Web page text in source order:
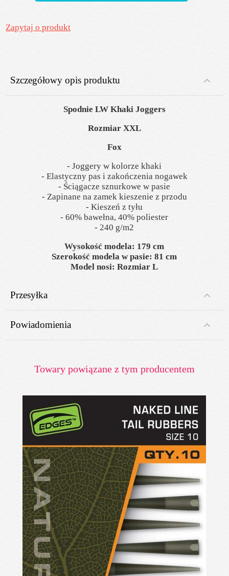
Zapytaj o produkt
Szczegółowy opis produktu
Spodnie LW Khaki Joggers
Rozmiar XXL
Fox
- Joggery w kolorze khaki
- Elastyczny pas i zakończenia nogawek
- Ściągacze sznurkowe w pasie
- Zapinane na zamek kieszenie z przodu
- Kieszeń z tyłu
- 60% bawełna, 40% poliester
- 240 g/m2
Wysokość modela: 179 cm
Szerokość modela w pasie: 81 cm
Model nosi: Rozmiar L
Przesyłka
Powiadomienia
Towary powiązane z tym producentem